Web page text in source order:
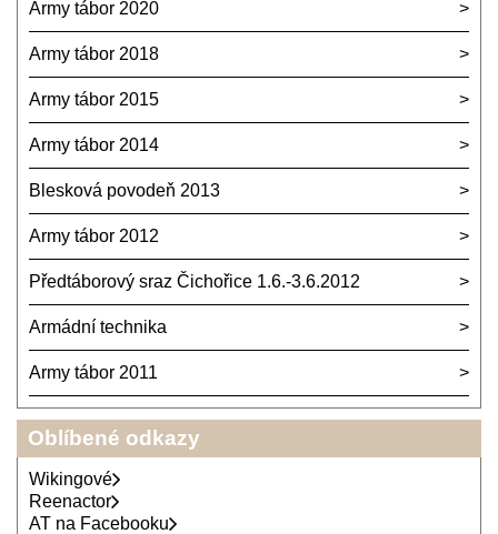
Army tábor 2020
Army tábor 2018
Army tábor 2015
Army tábor 2014
Blesková povodeň 2013
Army tábor 2012
Předtáborový sraz Čichořice 1.6.-3.6.2012
Armádní technika
Army tábor 2011
Oblíbené odkazy
Wikingové
Reenactor